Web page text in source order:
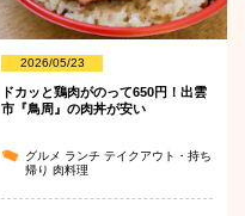
2026/05/23
ドカッと鶏肉がのって650円！出雲
市『鳥周』の肉丼が安い
グルメ ランチテイクアウト・持ち
帰り肉料理